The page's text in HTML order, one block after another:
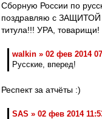
Сборную России по
поздравляю с ЗАЩИТОЙ
титула!!! УРА, товарищи!
walkin » 02 фев 2014
Русские, вперед!
Респект за атчёты :)
SAS » 02 фев 2014